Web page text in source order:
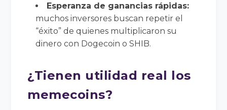
Esperanza de ganancias rápidas:
muchos inversores buscan repetir el
“éxito” de quienes multiplicaron su
dinero con Dogecoin o SHIB.
¿Tienen utilidad real los
memecoins?